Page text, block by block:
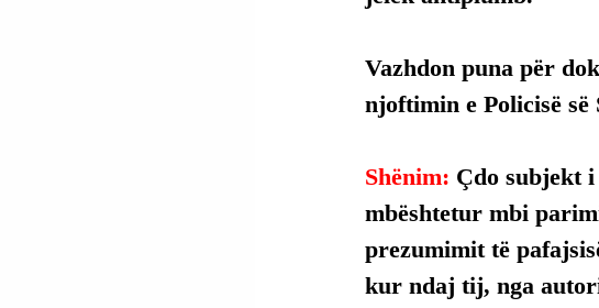
Vazhdon puna për
njoftimin e Policisë së
Shënim: Çdo subjekt
mbështetur mbi
prezumimit të
kur ndaj tij, nga